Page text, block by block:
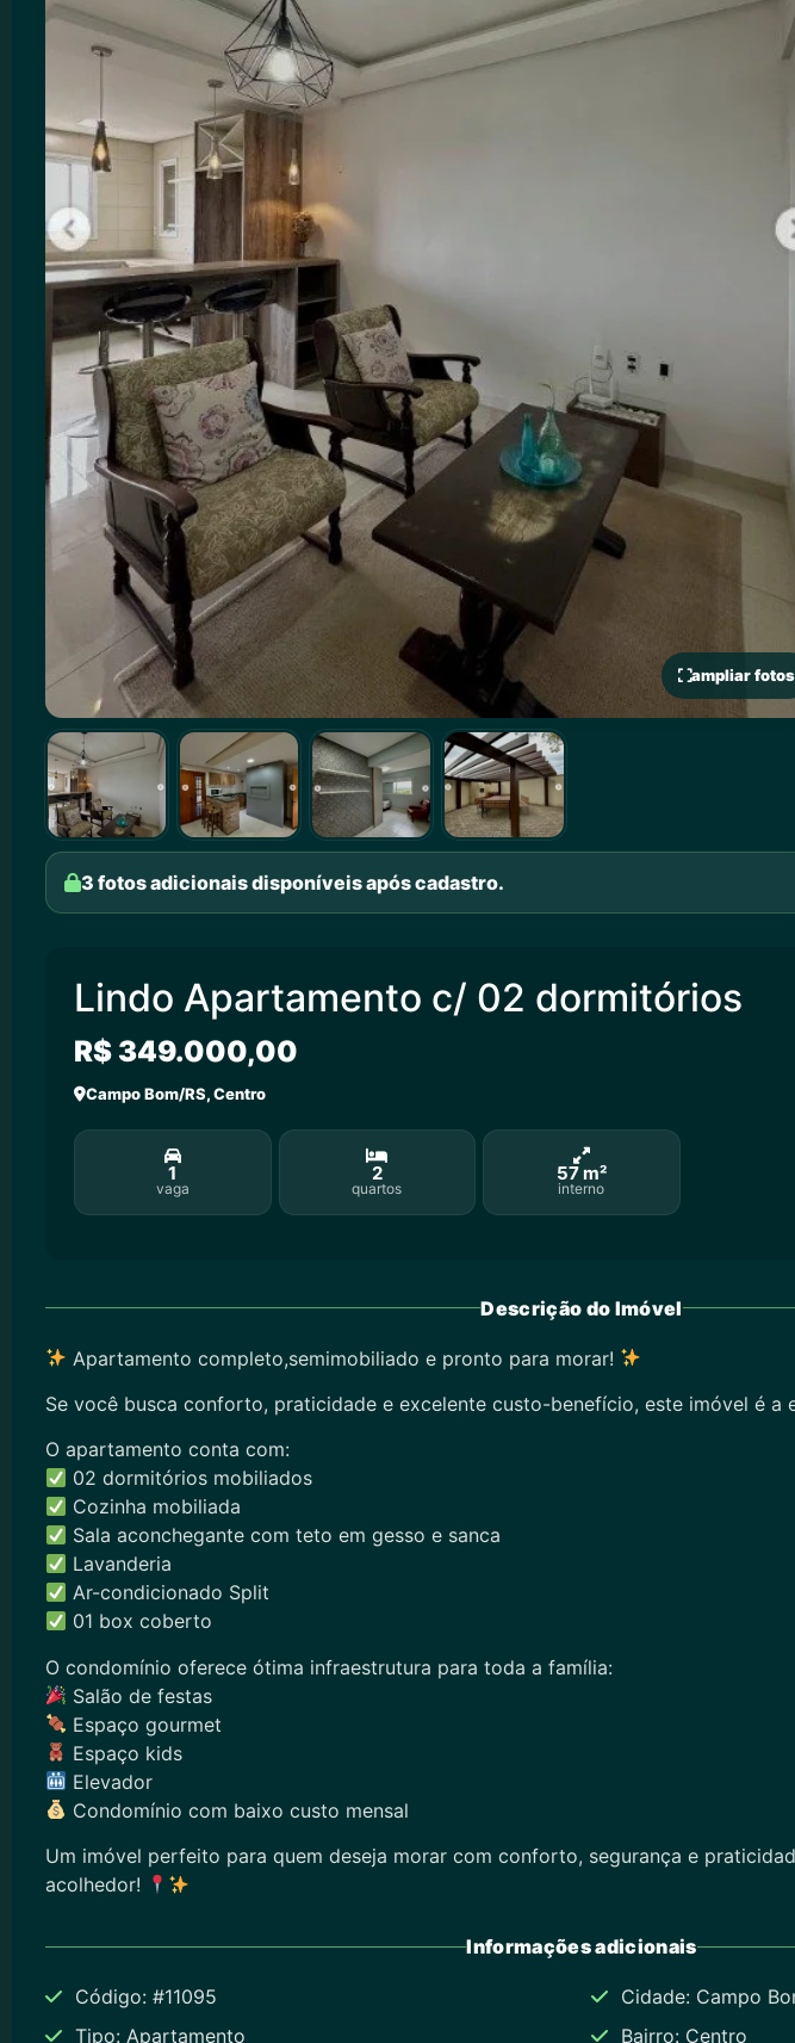
ampliar fotos
3 fotos adicionais disponíveis após cadastro.
Lindo Apartamento c/ 02 dormitórios
R$ 349.000,00
Campo Bom/RS, Centro
1
vaga
2
quartos
57 m²
interno
Descrição do Imóvel
Apartamento completo,semimobiliado e pronto para morar!
Se você busca conforto, praticidade e excelente custo-benefício, este imóvel é a
O apartamento conta com:
02 dormitórios mobiliados
Cozinha mobiliada
Sala aconchegante com teto em gesso e sanca
Lavanderia
Ar-condicionado Split
01 box coberto
O condomínio oferece ótima infraestrutura para toda a família:
Salão de festas
Espaço gourmet
Espaço kids
Elevador
Condomínio com baixo custo mensal
Um imóvel perfeito para quem deseja morar com conforto, segurança e
acolhedor!
Informações adicionais
Código: #11095
Tipo: Apartamento
Cidade: Campo
Bairro: Centro